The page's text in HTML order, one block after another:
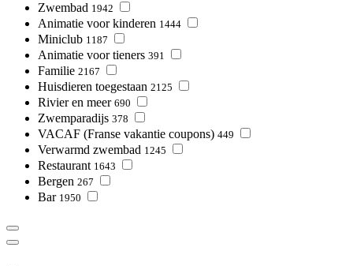
Zwembad 1942
Animatie voor kinderen 1444
Miniclub 1187
Animatie voor tieners 391
Familie 2167
Huisdieren toegestaan 2125
Rivier en meer 690
Zwemparadijs 378
VACAF (Franse vakantie coupons) 449
Verwarmd zwembad 1245
Restaurant 1643
Bergen 267
Bar 1950